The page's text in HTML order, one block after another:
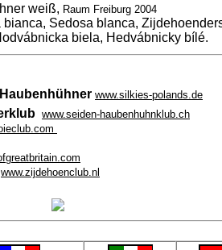
weiß, Raum Freiburg 2004
Sedosa blanca,
biela, Hedvábnicky bílé.
www.silkies-polands.de
www.seiden-haubenhuhnklub.ch
www.zijdehoenclub.nl